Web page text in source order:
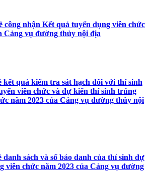
công nhận Kết quả tuyển dụng viên chức
Cảng vụ đường thủy nội địa
kết quả kiểm tra sát hạch đối với thí sinh
viên chức và dự kiến thí sinh trúng
năm 2023 của Cảng vụ đường thủy nội
danh sách và số báo danh của thí sinh dự
viên chức năm 2023 của Cảng vụ đường